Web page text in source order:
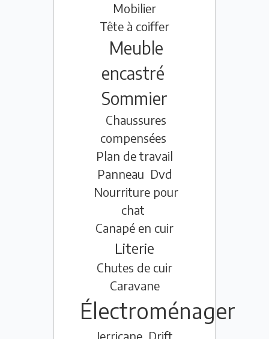
Mobilier
Tête à coiffer
Meuble
encastré
Sommier
Chaussures
compensées
Plan de travail
Panneau Dvd
Nourriture pour
chat
Canapé en cuir
Literie
Chutes de cuir
Caravane
Électroménager
Jerricane Drift